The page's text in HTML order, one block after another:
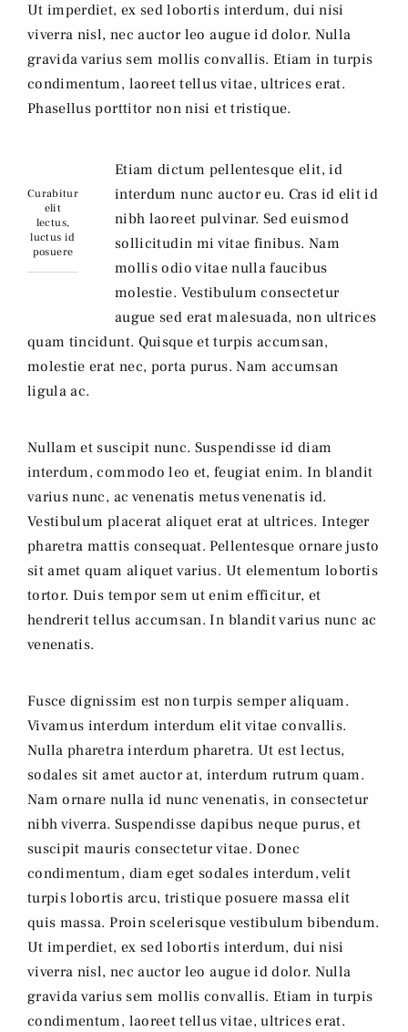
Ut imperdiet, ex sed lobortis interdum, dui nisi
viverra nisl, nec auctor leo augue id dolor. Nulla
gravida varius sem mollis convallis. Etiam in turpis
condimentum, laoreet tellus vitae, ultrices erat.
Phasellus porttitor non nisi et tristique.
Curabitur
elit
lectus,
luctus id
posuere
Etiam dictum pellentesque elit, id
interdum nunc auctor eu. Cras id elit id
nibh laoreet pulvinar. Sed euismod
sollicitudin mi vitae finibus. Nam
mollis odio vitae nulla faucibus
molestie. Vestibulum consectetur
augue sed erat malesuada, non ultrices
quam tincidunt. Quisque et turpis accumsan,
molestie erat nec, porta purus. Nam accumsan
ligula ac.
Nullam et suscipit nunc. Suspendisse id diam
interdum, commodo leo et, feugiat enim. In blandit
varius nunc, ac venenatis metus venenatis id.
Vestibulum placerat aliquet erat at ultrices. Integer
pharetra mattis consequat. Pellentesque ornare justo
sit amet quam aliquet varius. Ut elementum lobortis
tortor. Duis tempor sem ut enim efficitur, et
hendrerit tellus accumsan. In blandit varius nunc ac
venenatis.
Fusce dignissim est non turpis semper aliquam.
Vivamus interdum interdum elit vitae convallis.
Nulla pharetra interdum pharetra. Ut est lectus,
sodales sit amet auctor at, interdum rutrum quam.
Nam ornare nulla id nunc venenatis, in consectetur
nibh viverra. Suspendisse dapibus neque purus, et
suscipit mauris consectetur vitae. Donec
condimentum, diam eget sodales interdum, velit
turpis lobortis arcu, tristique posuere massa elit
quis massa. Proin scelerisque vestibulum bibendum.
Ut imperdiet, ex sed lobortis interdum, dui nisi
viverra nisl, nec auctor leo augue id dolor. Nulla
gravida varius sem mollis convallis. Etiam in turpis
condimentum, laoreet tellus vitae, ultrices erat.